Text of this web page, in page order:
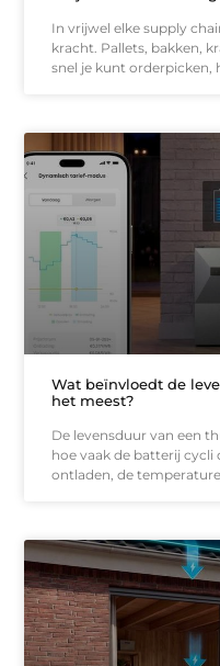
In vrijwel elke supply
kracht. Pallets, bakken,
snel je kunt orderpicken,
Wat beïnvloedt de
het meest?
De levensduur van een
hoe vaak de batterij
ontladen, de